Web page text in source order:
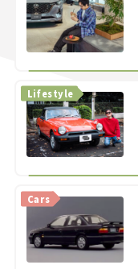
Lifestyle
Cars